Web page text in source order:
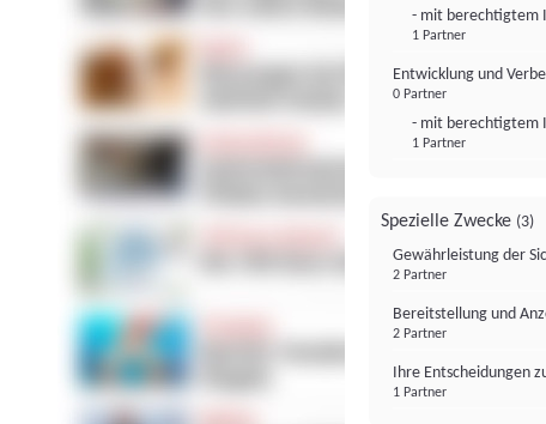
- mit berechtigtem
1 Partner
Entwicklung und
0 Partner
- mit berechtigtem
1 Partner
Spezielle Zwecke (3)
Gewährleistung der
2 Partner
Bereitstellung und
2 Partner
Ihre Entscheidungen
1 Partner